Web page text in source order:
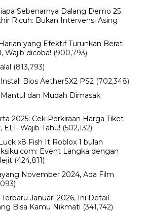
Sebenarnya Dalang Demo 25
Ricuh: Bukan Intervensi Asing
yang Efektif Turunkan Berat
Wajib dicoba! (900,793)
(813,793)
Bios AetherSX2 PS2 (702,348)
dan Mudah Dimasak
2025: Cek Perkiraan Harga Tiket
ELF Wajib Tahu! (502,132)
x8 Fish It Roblox 1 bulan
Event Langka dengan
(424,811)
November 2024, Ada Film
Januari 2026, Ini Detail
Bisa Kamu Nikmati (341,742)